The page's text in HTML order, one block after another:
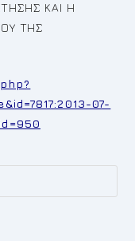
ΚΑΙ Η
ΤΗΣ
07-